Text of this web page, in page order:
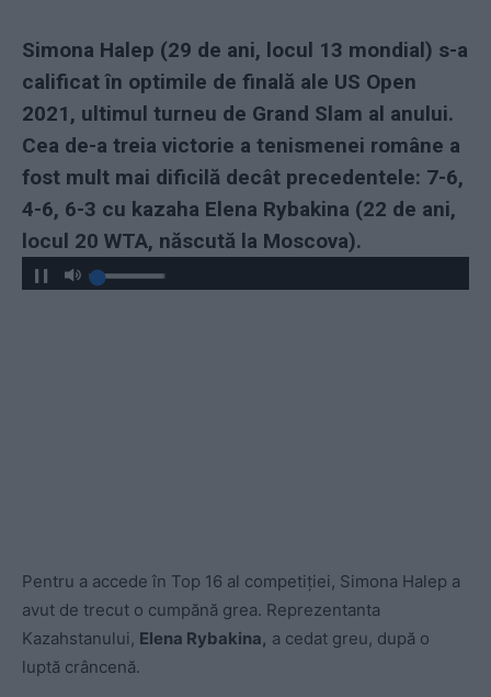
Simona Halep (29 de ani, locul 13 mondial) s-a
calificat în optimile de finală ale US Open
2021, ultimul turneu de Grand Slam al anului.
Cea de-a treia victorie a tenismenei române a
fost mult mai dificilă decât precedentele: 7-6,
4-6, 6-3 cu kazaha Elena Rybakina (22 de ani,
locul 20 WTA, născută la Moscova).
Pentru a accede în Top 16 al competiției, Simona Halep a
avut de trecut o cumpănă grea. Reprezentanta
Kazahstanului, Elena Rybakina, a cedat greu, după o
luptă crâncenă.